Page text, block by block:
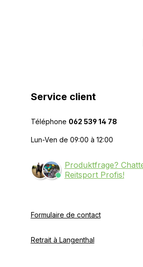
Service client
Téléphone 062 539 14 78
Lun-Ven de 09:00 à 12:00
Produktfrage?
Reitsport Profis!
Formulaire de contact
Retrait à Langenthal